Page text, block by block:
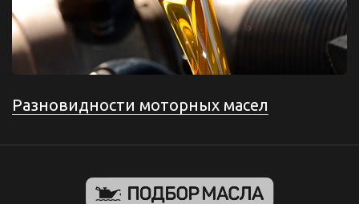
Разновидности моторных масел